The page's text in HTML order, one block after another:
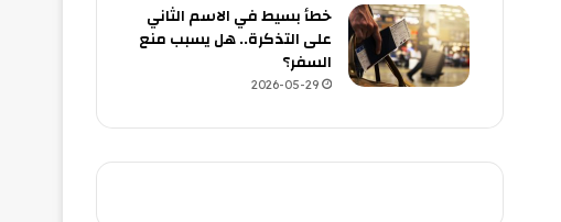
خطأ بسيط في الاسم الثاني
على التذكرة.. هل يسبب منع
السفر؟
2026-05-29